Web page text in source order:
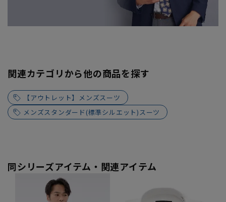
関連カテゴリから他の商品を探す
【アウトレット】メンズスーツ
メンズスタンダード(標準シルエット)スーツ
同シリーズアイテム・関連アイテム